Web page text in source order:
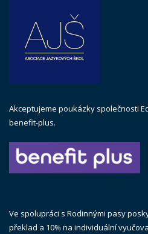
Akceptujeme poukázky společnosti
benefit-plus.
Ve spolupráci s Rodinnými pasy
překlad a 10% na individuální